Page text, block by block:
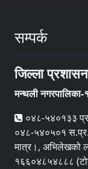
सम्पर्क
जिल्ला
मन्थली नगरपालिका-
०४८-५४०१३३
०४८-५४०५०१
मात्र।, अभिलेखको
१६६०४८५४८८८